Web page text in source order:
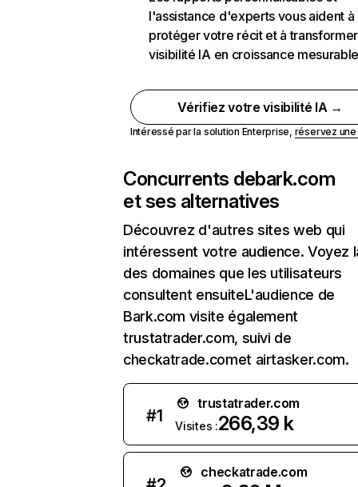
l'assistance d'experts vous aident à
protéger votre récit et à
visibilité IA en croissance
Vérifiez votre visibilité IA →
Intéressé par la solution Enterprise, réservez
Concurrents debark.com
et ses alternatives
Découvrez d'autres sites web qui
intéressent votre audience. Voyez
des domaines que les utilisateurs
consultent ensuiteL'audience de
Bark.com visite également
trustatrader.com, suivi de
checkatrade.comet airtasker.com.
#1
trustatrader.com
Visites :266,39 k
checkatrade.com